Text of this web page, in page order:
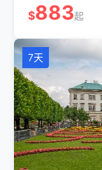
$883起
7天